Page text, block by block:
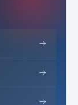
→
→
→